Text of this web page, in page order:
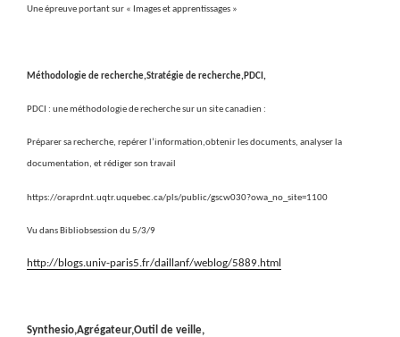
Une épreuve portant sur « Images et apprentissages »
Méthodologie de recherche,Stratégie de recherche,PDCI,
PDCI : une méthodologie de recherche sur un site canadien :
Préparer sa recherche, repérer l’information,obtenir les documents, analyser la
documentation, et rédiger son travail
https://oraprdnt.uqtr.uquebec.ca/pls/public/gscw030?owa_no_site=1100
Vu dans Bibliobsession du 5/3/9
http://blogs.univ-paris5.fr/daillanf/weblog/5889.html
Synthesio,Agrégateur,Outil de veille,